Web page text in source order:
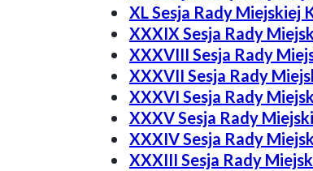
XL Sesja Rady Miejskiej
XXXIX Sesja Rady
XXXVIII Sesja Rady
XXXVII Sesja Rady
XXXVI Sesja Rady
XXXV Sesja Rady
XXXIV Sesja Rady
XXXIII Sesja Rady